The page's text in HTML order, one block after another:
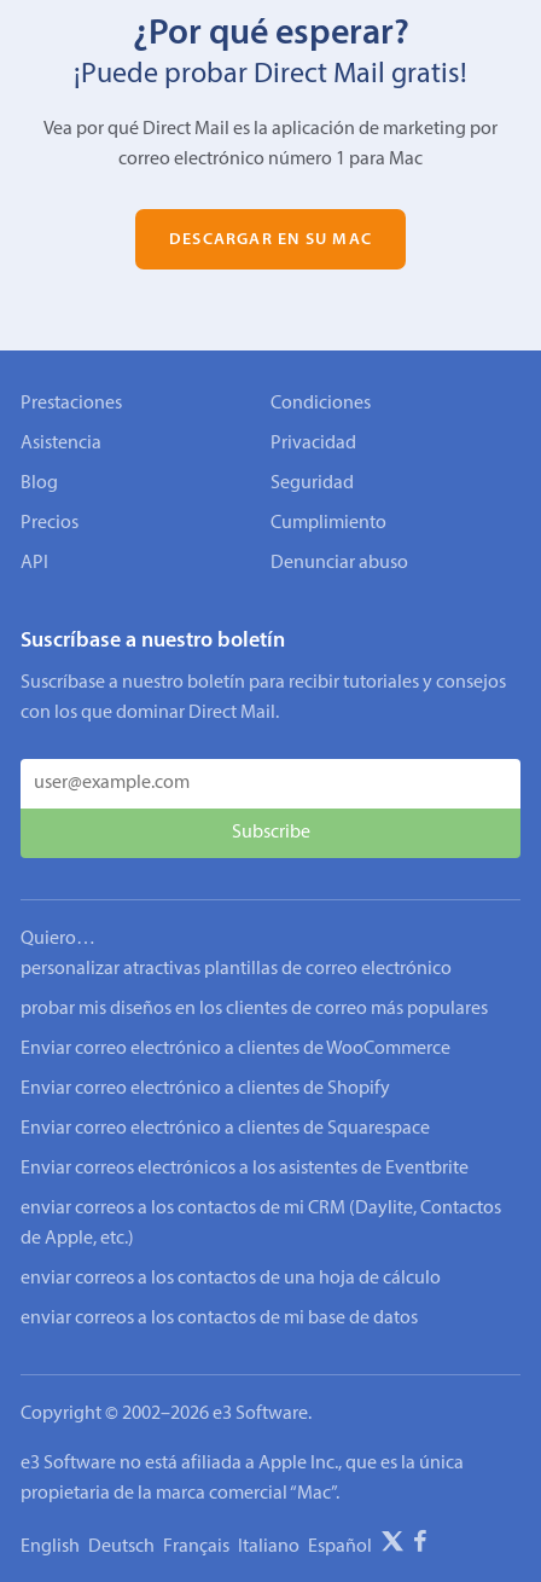
¿Por qué esperar?
¡Puede probar Direct Mail gratis!
Vea por qué Direct Mail es la aplicación de marketing por
correo electrónico número 1 para Mac
DESCARGAR EN SU MAC
Prestaciones
Asistencia
Blog
Precios
API
Condiciones
Privacidad
Seguridad
Cumplimiento
Denunciar abuso
Suscríbase a nuestro boletín
Suscríbase a nuestro boletín para recibir tutoriales y consejos
con los que dominar Direct Mail.
Quiero…
personalizar atractivas plantillas de correo electrónico
probar mis diseños en los clientes de correo más populares
Enviar correo electrónico a clientes de WooCommerce
Enviar correo electrónico a clientes de Shopify
Enviar correo electrónico a clientes de Squarespace
Enviar correos electrónicos a los asistentes de Eventbrite
enviar correos a los contactos de mi CRM (Daylite, Contactos
de Apple, etc.)
enviar correos a los contactos de una hoja de cálculo
enviar correos a los contactos de mi base de datos
Copyright © 2002–2026 e3 Software.
e3 Software no está afiliada a Apple Inc., que es la única
propietaria de la marca comercial “Mac”.
English Deutsch Français Italiano Español